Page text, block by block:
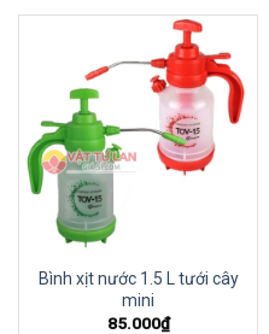
Bình xịt nước 1.5 L tưới cây
mini
85.000₫